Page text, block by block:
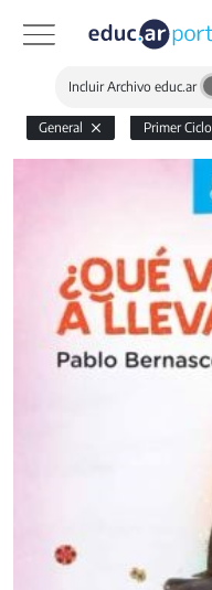
Incluir Archivo educ.ar
General Primer Ciclo